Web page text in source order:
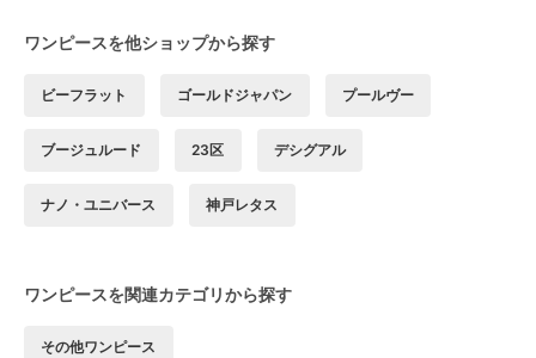
ワンピースを他ショップから探す
ビーフラット ゴールドジャパン プールヴー
ブージュルード 23区 デシグアル
ナノ・ユニバース 神戸レタス
ワンピースを関連カテゴリから探す
その他ワンピース